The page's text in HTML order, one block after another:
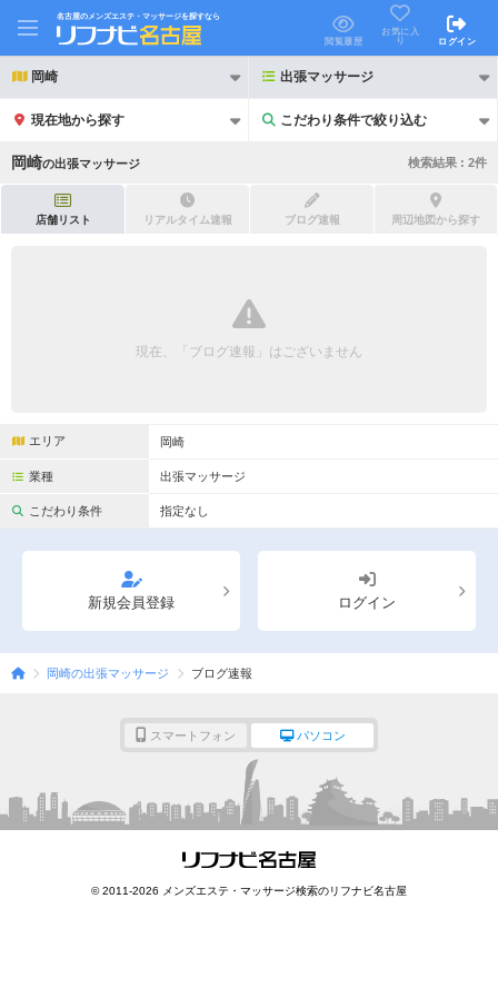
名古屋のメンズエステ・マッサージを探すなら
閲覧履歴
お気に入
り
ログイン
岡崎 出張マッサージ
現在地から探す こだわり条件で絞り込む
こだわり条件で絞り込む
完全個室
ペアルームあり シャワー室完備
フットバスあり
専用駐車場あり 有資格者在籍
日本人スタッフのみ
Ｗセラピスト
こだわり条件を変更
岡崎の出張マッサージ 検索結果 : 2件
店舗リスト リアルタイム速報 ブログ速報 周辺地図から探す
現在、「ブログ速報」はございません
エリア 岡崎
業種 出張マッサージ
こだわり条件 指定なし
新規会員登録 ログイン
岡崎の出張マッサージ ブログ速報
スマートフォン パソコン
© 2011-2026 メンズエステ・マッサージ検索のリフナビ名古屋